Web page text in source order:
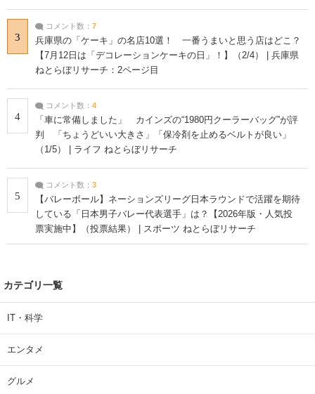
3
コメント数： 7
兵庫県の「ケーキ」の名店10選！ 一番うまいと思う店はどこ？
【7月12日は「デコレーションケーキの日」！】（2/4） | 兵庫県
ねとらぼリサーチ：2ページ目
4
コメント数： 4
「車に常備しました」 カインズの“1980円クーラーバッグ”が評
判 「ちょうどいい大きさ」「保冷剤を止めるベルトが良い」
（1/5） | ライフ ねとらぼリサーチ
5
コメント数： 3
【バレーボール】ネーションズリーグ日本ラウンドで活躍を期待
している「日本男子バレー代表選手」は？【2026年版・人気投
票実施中】（投票結果） | スポーツ ねとらぼリサーチ
カテゴリ一覧
IT・科学
エンタメ
グルメ